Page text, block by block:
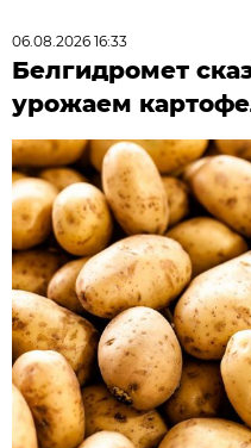
06.08.2026 16:33
Белгидромет
урожаем